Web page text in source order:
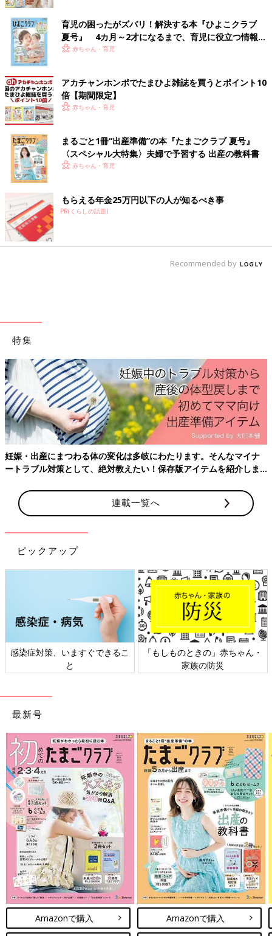
ぞれのサイズを3つ買ってお揃いにしたんだとか♪ ベージュの色
味がとてもおしゃれで、どんなコーディネートにも合いそうです
よね。
色味も質感もお気に入り！ゼブラ柄トップス
出典：Instagramアカウント「66kshr」
66kshrさんがZARAベビーのセール期間に買ったというのがこち
らのトップスで、色味や質感が気に入っているんだとか。ブラウ
ンカラーのゼブラ柄で、コーディネートのメインとして活躍しそ
うなアイテムですよね！
ZARAベビーの淡色アイテムで映えコー
デ♪ おすすめアイテム4選
ネットやSNSで大人気のZARAベビーアイテ
ム。最近では淡色系のアイテムで揃えたコーデ
アイテムを買った方のインスタ投稿をご紹介し
ZARAベビーのアイテムをプラスすることでコーディネートのお
う方は、ぜひZARAベビーのアイテムをチェックしてみてくださ
いね！
※記事内容でご紹介している投稿、リンク先は、削除される場合
があります。あらかじめご了承ください。
※記事の内容は記載当時の情報であり、現在と異なる場合があり
ます。
育児の困ったがズバリ！解決する本『ひよこクラブ
夏号』 4カ月～2才になるまで、育児に役立つ情報が
いっぱい！
赤ちゃん・育児
アカチャンホンポでたまひよ雑誌を買うとポイント10
倍【期間限定】
赤ちゃん・育児
まるごと1冊“出産準備”の本『たまごクラブ 夏号』
〈スペシャル大特集〉夫婦で予習する 出産の教科書
赤ちゃん・育児
もらえる年金25万円以下の人が知るべき事
PR(くらしの話題)
Recommended by
特集
妊娠・出産にまつわる体の変化は多岐にわたります。そんなマイナ
ートラブル対策として、絶対教えたい！保存版アイテムを紹介しま
連載一覧へ
ピックアップ
感染症対策、いますぐできるこ
と
「もしものときの」赤ちゃん・
家族の防災
最新号
Amazonで購入 Amazonで購入